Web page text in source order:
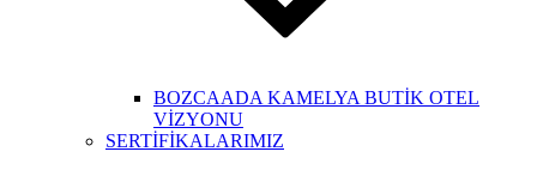
BOZCAADA KAMELYA BUTİK OTEL
VİZYONU
SERTİFİKALARIMIZ